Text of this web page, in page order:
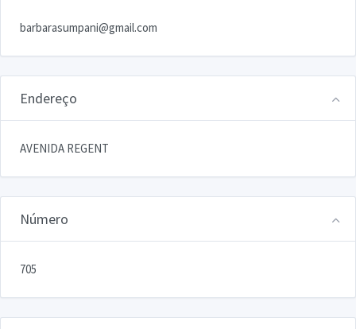
barbarasumpani@gmail.com
Endereço
AVENIDA REGENT
Número
705